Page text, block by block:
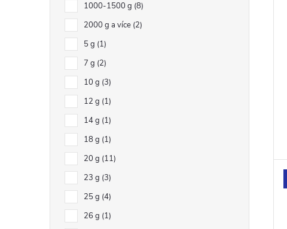
1000-1500 g 8
2000 g a více 2
5 g 1
7 g 2
10 g 3
12 g 1
14 g 1
18 g 1
20 g 11
23 g 3
25 g 4
26 g 1